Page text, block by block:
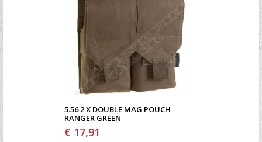
5.56 2 X DOUBLE MAG POUCH
RANGER GREEN
€ 17,91